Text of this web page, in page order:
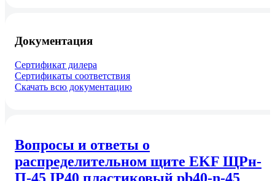
Документация
Сертификат дилера
Сертификаты соответствия
Скачать всю документацию
Вопросы и ответы о
распределительном щите EKF ЩРн-
П-45 IP40 пластиковый pb40-n-45